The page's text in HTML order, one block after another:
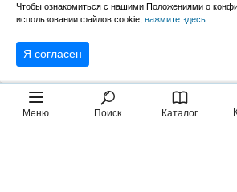
Меню Поиск Каталог
лично в пункте выдачи или
дома.
Чтобы ознакомиться с нашими Положениями о
использовании файлов cookie, нажмите здесь
Я согласен